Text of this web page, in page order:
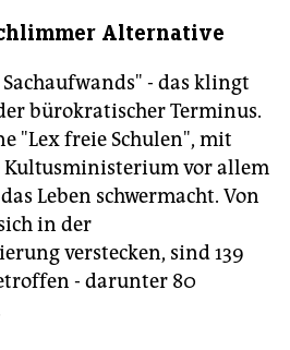
Alternative
- das klingt
bürokratischer Terminus.
"Lex freie Schulen", mit
Kultusministerium vor allem
Leben schwermacht. Von
in der
verstecken, sind 139
- darunter 80